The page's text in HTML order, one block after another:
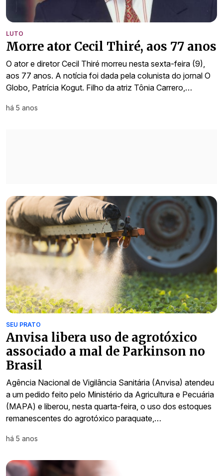
LUTO
Morre ator Cecil Thiré, aos 77 anos
O ator e diretor Cecil Thiré morreu nesta sexta-feira (9),
aos 77 anos. A notícia foi dada pela colunista do jornal O
Globo, Patrícia Kogut. Filho da atriz Tônia Carrero,…
há 5 anos
SEU PRATO
Anvisa libera uso de agrotóxico
associado a mal de Parkinson no
Brasil
Agência Nacional de Vigilância Sanitária (Anvisa) atendeu
a um pedido feito pelo Ministério da Agricultura e Pecuária
(MAPA) e liberou, nesta quarta-feira, o uso dos estoques
remanescentes do agrotóxico paraquate,…
há 5 anos